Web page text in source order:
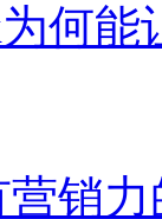
何
销